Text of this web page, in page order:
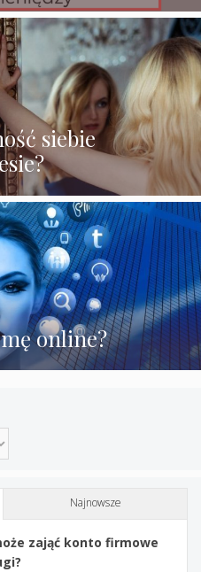
siebie
online?
Najnowsze
zająć konto firmowe